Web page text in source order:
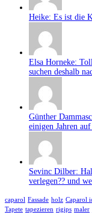
Heike: Es ist die
Elsa Horneke:
suchen deshalb
Günther
einigen Jahren
Sevinc Dilber:
verlegen?? und
caparol Fassade holz Caparol
Tapete tapezieren rigips maler